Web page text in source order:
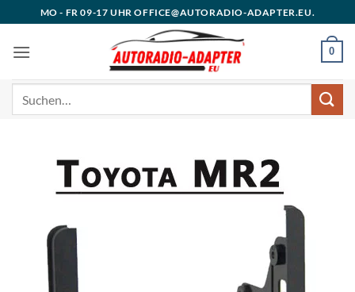
Inhalt
springen
MO - FR 09-17 UHR OFFICE@AUTORADIO-ADAPTER.EU.
0